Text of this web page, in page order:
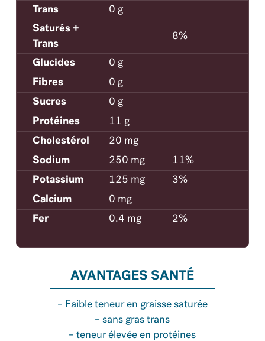
Trans
0 g
Saturés +
Trans
8%
Glucides
0 g
Fibres
0 g
Sucres
0 g
Protéines
11 g
Cholestérol
20 mg
Sodium
250 mg
11%
Potassium
125 mg
3%
Calcium
0 mg
Fer
0.4 mg 2%
AVANTAGES SANTÉ
– Faible teneur en graisse saturée
– sans gras trans
– teneur élevée en protéines